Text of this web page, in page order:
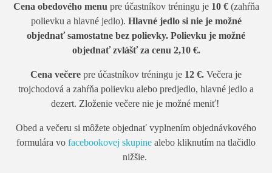
Cena obedového menu pre účastníkov tréningu je 10 €(zahŕňa
polievku a hlavné jedlo). Hlavné jedlo si nie je možné
objednať samostatne bez polievky. Polievku je možné
objednať zvlášť za cenu 2,10 €.
Cena večere pre účastníkov tréningu je 12 €. Večera je
trojchodová a zahŕňa polievku alebo predjedlo, hlavné jedlo a
dezert. Zloženie večere nie je možné meniť!
Obed a večeru si môžete objednať vyplnením objednávkového
formulára vo facebookovej skupine alebo kliknutím na tlačidlo
nižšie.